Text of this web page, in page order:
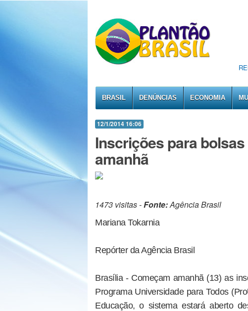
BRASIL DENÚNCIAS ECONOMIA
12/1/2014 16:06
Inscrições para
amanhã
1473 visitas -Fonte:Agência Brasil
Mariana Tokarnia
Repórter da Agência Brasil
Brasília - Começam amanhã (13) as
Programa Universidade para Todos
Educação, o sistema estará aberto